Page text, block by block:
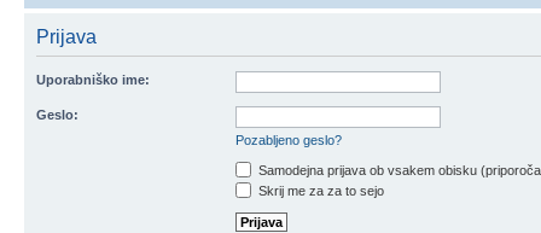
Prijava
Uporabniško ime:
Geslo:
Pozabljeno geslo?
Samodejna prijava ob vsakem obisku
Skrij me za za to sejo